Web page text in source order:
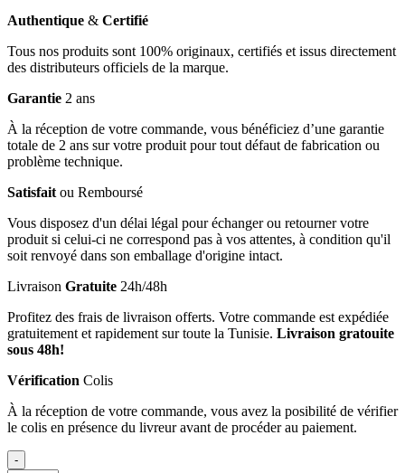
Authentique & Certifié
Tous nos produits sont 100% originaux, certifiés et issus directement
des distributeurs officiels de la marque.
Garantie 2 ans
À la réception de votre commande, vous bénéficiez d’une garantie
totale de 2 ans sur votre produit pour tout défaut de fabrication ou
problème technique.
Satisfait ou Remboursé
Vous disposez d'un délai légal pour échanger ou retourner votre
produit si celui-ci ne correspond pas à vos attentes, à condition qu'il
soit renvoyé dans son emballage d'origine intact.
Livraison Gratuite 24h/48h
Profitez des frais de livraison offerts. Votre commande est expédiée
gratuitement et rapidement sur toute la Tunisie. Livraison gratouite
sous 48h!
Vérification Colis
À la réception de votre commande, vous avez la posibilité de vérifier
le colis en présence du livreur avant de procéder au paiement.
-